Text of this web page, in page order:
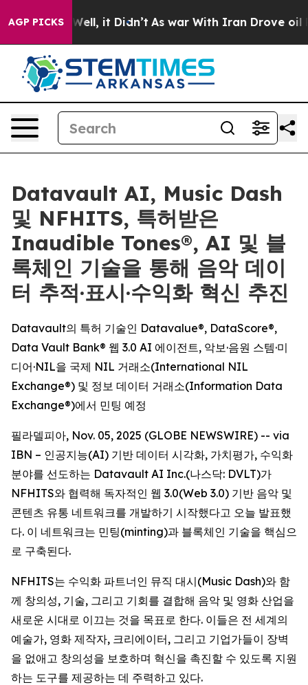
AGP PICKS
Well, it Didn’t As war With Iran Drove oil Prices
Datavault AI, Music Dash
및 NFHITS, 특허받은
Inaudible Tones®, AI 및 블
록체인 기술을 통해 음악 데이
터 추적·표시·수익화 혁신 추진
Datavault의 특허 기술인 Datavalue®, DataScore®,
Data Vault Bank® 웹 3.0 AI 에이전트, 악보·음원 스템·미
디어·NIL을 국제 NIL 거래소(International NIL
Exchange®) 및 정보 데이터 거래소(Information Data
Exchange®)에서 민팅 예정
필라델피아, Nov. 05, 2025 (GLOBE NEWSWIRE) -- via
IBN – 인공지능(AI) 기반 데이터 시각화, 가치평가, 수익화
분야를 선도하는 Datavault AI Inc.(나스닥: DVLT)가
NFHITS와 협력해 독자적인 웹 3.0(Web 3.0) 기반 음악 및
콘텐츠 유통 네트워크를 개발하기 시작했다고 오늘 발표했
다. 이 네트워크는 민팅(minting)과 블록체인 기술을 핵심으
로 구축된다.
NFHITS는 수익화 파트너인 뮤직 대시(Music Dash)와 함
께 창의성, 기술, 그리고 기회를 결합해 음악 및 영화 산업을
새로운 시대로 이끄는 것을 목표로 한다. 이들은 전 세계의
예술가, 영화 제작자, 크리에이터, 그리고 기업가들이 장벽
을 없애고 창의성을 보호하며 혁신을 촉진할 수 있도록 지원
하는 도구를 제공하는 데 주력하고 있다.